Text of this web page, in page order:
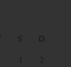
S
D
1
2